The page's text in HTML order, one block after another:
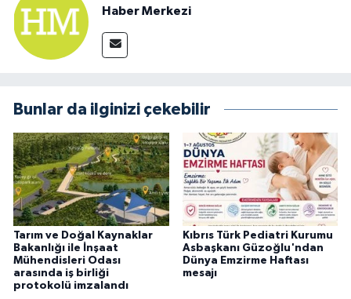
Haber Merkezi
Bunlar da ilginizi çekebilir
Tarım ve Doğal Kaynaklar
Bakanlığı ile İnşaat
Mühendisleri Odası
arasında iş birliği
protokolü imzalandı
Kıbrıs Türk Pediatri Kurumu
Asbaşkanı Güzoğlu'ndan
Dünya Emzirme Haftası
mesajı